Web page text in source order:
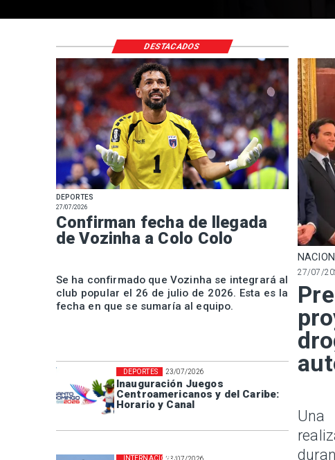
23/07/2026
Inauguración Juegos
Centroamericanos y del Caribe:
Horario y Canal
DEPORTES
INTERNACIONAL
DEPORTES
27/07/2026
Confirman fecha de llegada
de Vozinha a Colo Colo
Se ha confirmado que Vozinha se integrará al
club popular el 26 de julio de 2026. Esta es la
fecha en que se sumaría al equipo.
27/07/
DESTACADOS